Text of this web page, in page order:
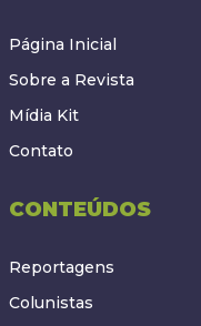
Página Inicial
Sobre a Revista
Mídia Kit
Contato
CONTEÚDOS
Reportagens
Colunistas